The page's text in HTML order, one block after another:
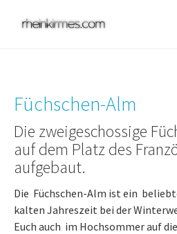
Füchschen-Alm
Die zweigeschossige
auf dem Platz des
aufgebaut.
Die Füchschen-Alm ist ein
kalten Jahreszeit bei der
Euch auch im Hochsommer auf